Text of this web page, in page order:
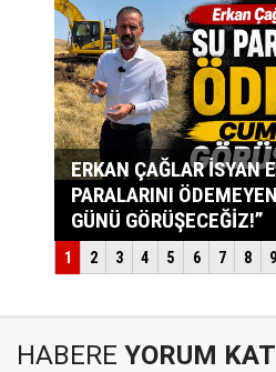
HABERE YORUM KAT